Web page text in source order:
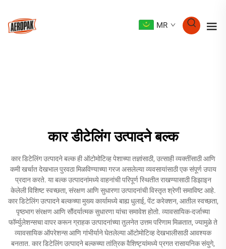
MR
कार डीटेलिंग उत्पादने बल्क
कार डिटेलिंग उत्पादने बल्क ही ऑटोमोटिव्ह पेशाच्या तज्ञांसाठी, उत्साही व्यक्तींसाठी आणि
कमी खर्चात देखभाल पुरवठा मिळविण्याच्या गरज असलेल्या व्यवसायांसाठी एक संपूर्ण उपाय
प्रदान करते. या बल्क उत्पादनांमध्ये वाहनांची परिपूर्ण स्थितीत राखण्यासाठी डिझाइन
केलेली विशिष्ट स्वच्छता, संरक्षण आणि सुधारणा उत्पादनांची विस्तृत श्रेणी समाविष्ट आहे.
कार डिटेलिंग उत्पादने बल्कच्या मुख्य कार्यामध्ये बाह्य धुलाई, पेंट करेक्शन, आतील स्वच्छता,
पृष्ठभाग संरक्षण आणि सौंदर्यात्मक सुधारणा यांचा समावेश होतो. व्यावसायिक-दर्जाच्या
फॉर्म्युलेशन्सचा वापर करून ग्राहक उत्पादनांच्या तुलनेत उत्तम परिणाम मिळतात, ज्यामुळे ते
व्यावसायिक ऑपरेशन्स आणि गांभीर्याने घेतलेल्या ऑटोमोटिव्ह देखभालीसाठी आवश्यक
बनतात. कार डिटेलिंग उत्पादने बल्कच्या तांत्रिक वैशिष्ट्यांमध्ये प्रगत रासायनिक संयुगे,